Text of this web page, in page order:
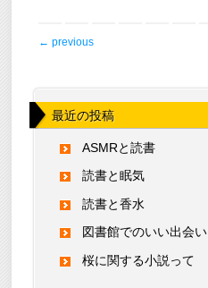
post navigation
← previous
最近の投稿
ASMRと読書
読書と眠気
読書と香水
図書館でのいい出会い
桜に関する小説って